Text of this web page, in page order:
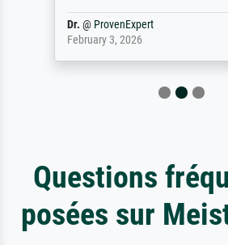
Dr. @ ProvenExpert
February 3, 2026
Questions
posées sur